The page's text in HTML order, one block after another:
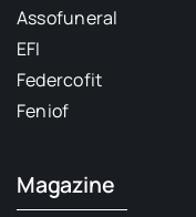
Assofuneral
EFI
Federcofit
Feniof
Magazine